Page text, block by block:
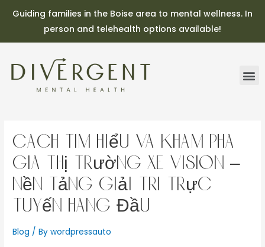
Guiding families in the Boise area to mental wellness. In
person and telehealth options available!
Cách Tìm Hiểu và Khám Phá
giá thị trường xe vision –
Nền Tảng Giải Trí Trực
Tuyến Hàng Đầu
Blog / Bywordpressauto